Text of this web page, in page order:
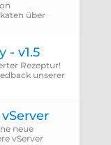
über
- v1.5
Rezeptur!
unserer
neue
vServer